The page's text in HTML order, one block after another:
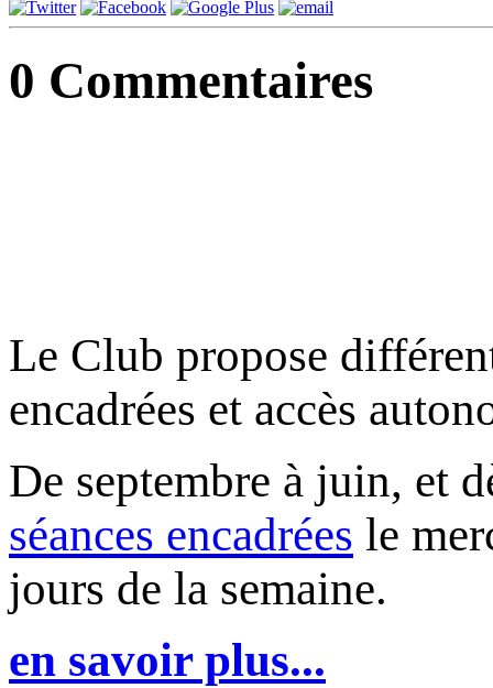
0 Commentaires
Le Club propose
encadrées et accès
De septembre à juin, et
séances encadrées le
jours de la semaine.
en savoir plus...